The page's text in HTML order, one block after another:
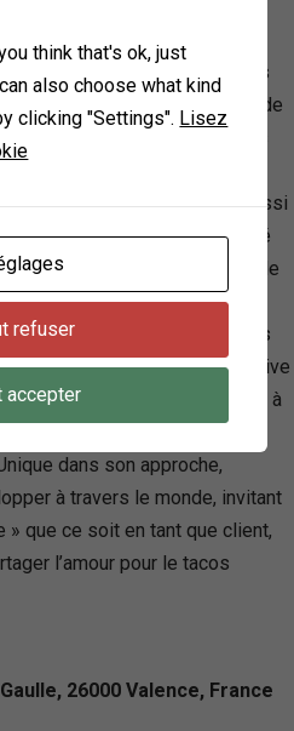
unique en offrant à ses
leurs tacos avec plus de
répondant ainsi à toutes les
enseigne française ne se
sur mesure; elle propose aussi
options sucrées et une variété
culinaire. Au cœur de
particulier sur la qualité et
chaque visite dans l’un de ses
mémorable. L’entreprise cultive
autour de sa marque, grâce à
qui récompense les
dans son approche,
à travers le monde, invitant
» que ce soit en tant que client,
l’amour pour le tacos
26000 Valence, France
think that's ok, just
also choose what kind
clicking "Settings". Lisez
refuser
accepter